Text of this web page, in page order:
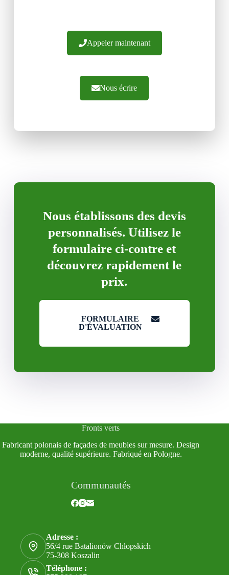
Appeler maintenant
Nous écrire
Nous établissons des devis
personnalisés. Utilisez le
formulaire ci-contre et
découvrez rapidement le
prix.
FORMULAIRE
D'ÉVALUATION
Fronts verts
Fabricant polonais de façades de meubles sur mesure. Design
moderne, qualité supérieure. Fabriqué en Pologne.
Communautés
Adresse :
56/4 rue Batalionów Chłopskich
75-308 Koszalin
Téléphone :